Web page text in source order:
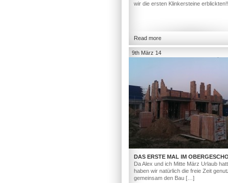
wir die ersten Klinkersteine
Read more
9th März 14
DAS ERSTE MAL IM
Da Alex und ich Mitte März Urlaub
haben wir natürlich die freie Zeit
gemeinsam den Bau […]